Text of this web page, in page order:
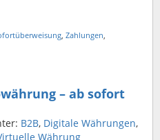
Zahlungen
– ab sofort
B2B, Digitale Währungen,
Währung